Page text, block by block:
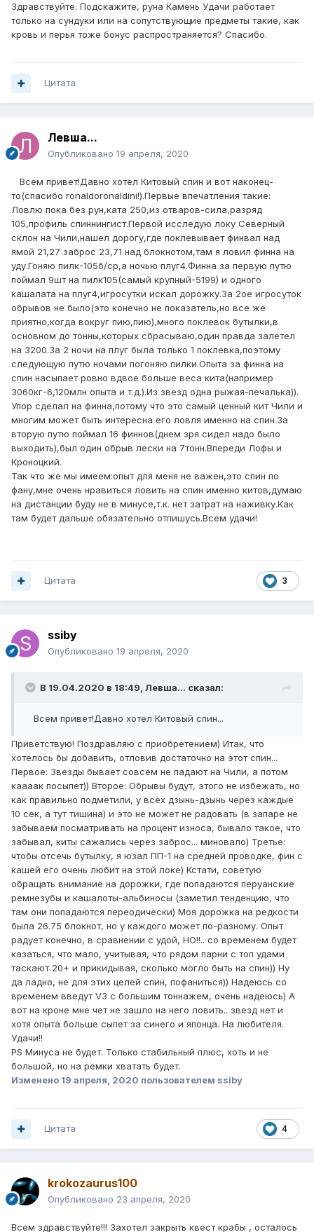
Здравствуйте. Подскажите, руна Камень Удачи работает
только на сундуки или на сопутствующие предметы такие, как
кровь и перья тоже бонус распространяется? Спасибо.
Цитата
Левша...
Опубликовано 19 апреля, 2020
Всем привет!Давно хотел Китовый спин и вот наконец-
то(спасибо ronaldoronaldini!).Первые впечатления такие:
Ловлю пока без рун,ката 250,из отваров-сила,разряд
105,профиль спиннингист.Первой исследую локу Северный
склон на Чили,нашел дорогу,где поклевывает финвал над
ямой 21,27 заброс 23,71 над блокнотом,там я ловил финна на
уду.Гоняю пилк-105б/ср,а ночью плуг4.Финна за первую путю
поймал 9шт на пилк105(самый крупный-5199) и одного
кашалата на плуг4,игросутки искал дорожку.За 2ое игросуток
обрывов не было(это конечно не показатель,но все же
приятно,когда вокруг пию,пию),много поклевок бутылки,в
основном до тонны,которых сбрасываю,один правда залетел
на 3200.За 2 ночи на плуг была только 1 поклевка,поэтому
следующую путю ночами погоняю пилки.Опыта за финна на
спин насыпает ровно вдвое больше веса кита(например
3060кг-6,120млн опыта и т.д.).Из звезд одна рыжая-печалька)).
Упор сделал на финна,потому что это самый ценный кит Чили и
многим может быть интересна его ловля именно на спин.За
вторую путю поймал 16 финнов(днем зря сидел надо было
выходить),был один обрыв лески на 7тонн.Впереди Лофы и
Кроноцкий.
Так что же мы имеем:опыт для меня не важен,это спин по
фану,мне очень нравиться ловить на спин именно китов,думаю
на дистанции буду не в минусе,т.к. нет затрат на наживку.Как
там будет дальше обязательно отпишусь.Всем удачи!
3
Цитата
ssiby
Опубликовано 19 апреля, 2020
В 19.04.2020 в 18:49, Левша... сказал:
Всем привет!Давно хотел Китовый спин...
Приветствую! Поздравляю с приобретением) Итак, что
хотелось бы добавить, отловив достаточно на этот спин...
Первое: Звезды бывает совсем не падают на Чили, а потом
каааак посыпет)) Второе: Обрывы будут, этого не избежать, но
как правильно подметили, у всех дзынь-дзынь через каждые
10 сек, а тут тишина) и это не может не радовать (в запаре не
забываем посматривать на процент износа, бывало такое, что
забывал, киты сажались через заброс... миновало) Третье:
чтобы отсечь бутылку, я юзал ПП-1 на средней проводке, фин с
кашей его очень любит на этой локе) Кстати, советую
обращать внимание на дорожки, где попадаются перуанские
ремнезубы и кашалоты-альбиносы (заметил тенденцию, что
там они попадаются переодически) Моя дорожка на редкости
была 26.75 блокнот, но у каждого может по-разному. Опыт
радует конечно, в сравнении с удой, НО!!.. со временем будет
казаться, что мало, учитывая, что рядом парни с топ удами
таскают 20+ и прикидывая, сколько могло быть на спин)) Ну
да ладно, не для этих целей спин, пофаниться)) Надеюсь со
временем введут V3 c большим тоннажем, очень надеюсь) А
вот на кроне мне чет не зашло на него ловить.. звезд нет и
хотя опыта больше сыпет за синего и японца. На любителя.
Удачи!!
PS Минуса не будет. Только стабильный плюс, хоть и не
большой, но на ремки хватать будет.
Изменено 19 апреля, 2020 пользователем ssiby
4
Цитата
krokozaurus100
Опубликовано 23 апреля, 2020
Всем здравствуйте!!! Захотел закрыть квест крабы , осталось